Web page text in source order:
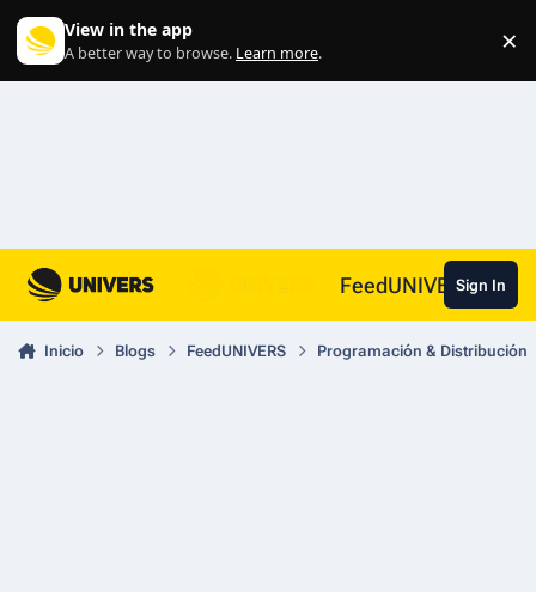
View in the app
A better way to browse. Learn more. ×
FeedUNIVERSSign In
Inicio Blogs FeedUNIVERS Programación & Distribución